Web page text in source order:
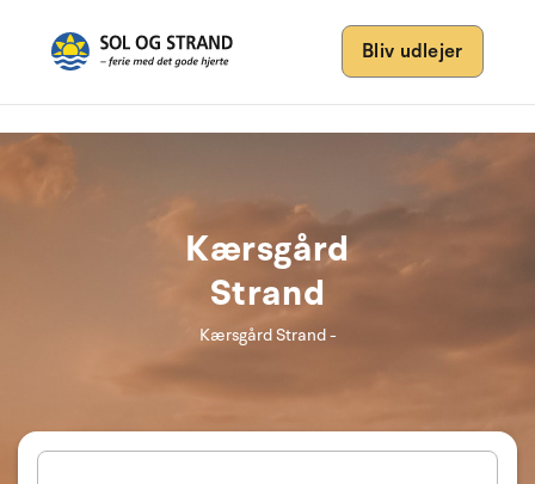
Bliv udlejer
Kærsgård
Strand
Kærsgård Strand -